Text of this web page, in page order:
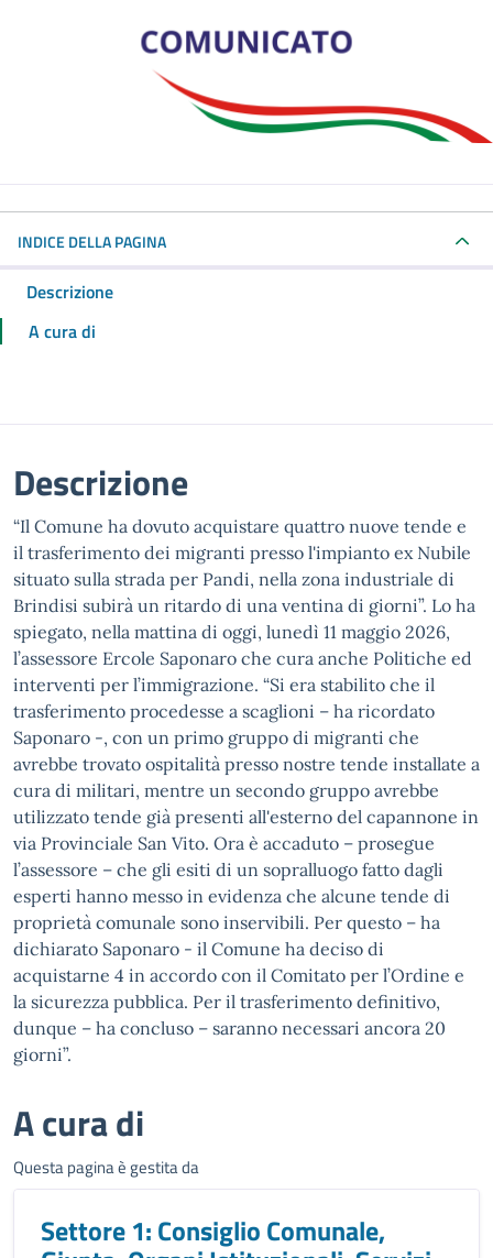
INDICE DELLA PAGINA
Descrizione
A cura di
Descrizione
“Il Comune ha dovuto acquistare quattro nuove tende e
il trasferimento dei migranti presso l'impianto ex Nubile
situato sulla strada per Pandi, nella zona industriale di
Brindisi subirà un ritardo di una ventina di giorni”. Lo ha
spiegato, nella mattina di oggi, lunedì 11 maggio 2026,
l’assessore Ercole Saponaro che cura anche Politiche ed
interventi per l’immigrazione. “Si era stabilito che il
trasferimento procedesse a scaglioni – ha ricordato
Saponaro -, con un primo gruppo di migranti che
avrebbe trovato ospitalità presso nostre tende installate a
cura di militari, mentre un secondo gruppo avrebbe
utilizzato tende già presenti all'esterno del capannone in
via Provinciale San Vito. Ora è accaduto – prosegue
l’assessore – che gli esiti di un sopralluogo fatto dagli
esperti hanno messo in evidenza che alcune tende di
proprietà comunale sono inservibili. Per questo – ha
dichiarato Saponaro - il Comune ha deciso di
acquistarne 4 in accordo con il Comitato per l’Ordine e
la sicurezza pubblica. Per il trasferimento definitivo,
dunque – ha concluso – saranno necessari ancora 20
giorni”.
A cura di
Questa pagina è gestita da
Settore 1: Consiglio Comunale,